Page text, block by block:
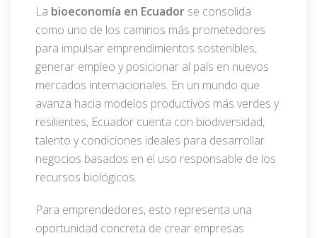
La bioeconomía en Ecuador se consolida
como uno de los caminos más prometedores
para impulsar emprendimientos sostenibles,
generar empleo y posicionar al país en nuevos
mercados internacionales. En un mundo que
avanza hacia modelos productivos más verdes y
resilientes, Ecuador cuenta con biodiversidad,
talento y condiciones ideales para desarrollar
negocios basados en el uso responsable de los
recursos biológicos.
Para emprendedores, esto representa una
oportunidad concreta de crear empresas